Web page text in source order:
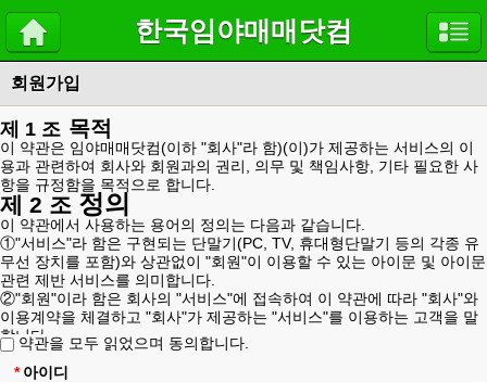
한국임야매매닷컴
회원가입
제 1 조 목적
이 약관은 임야매매닷컴(이하 "회사"라 함)(이)가 제공하는 서비스의 이
용과 관련하여 회사와 회원과의 권리, 의무 및 책임사항, 기타 필요한 사
항을 규정함을 목적으로 합니다.
제 2 조 정의
이 약관에서 사용하는 용어의 정의는 다음과 같습니다.
①"서비스"라 함은 구현되는 단말기(PC, TV, 휴대형단말기 등의 각종 유
무선 장치를 포함)와 상관없이 "회원"이 이용할 수 있는 아이문 및 아이문
관련 제반 서비스를 의미합니다.
②"회원"이라 함은 회사의 "서비스"에 접속하여 이 약관에 따라 "회사"와
이용계약을 체결하고 "회사"가 제공하는 "서비스"를 이용하는 고객을 말
합니다.
③"아이디(ID)"라 함은 "회원"의 식별과 "서비스" 이용을 위하여 "회원"이
정하고 "회사"가 승인하는 "회원"의 이메일 주소를 의미합니다.
약관을 모두 읽었으며 동의합니다.
아이디
*